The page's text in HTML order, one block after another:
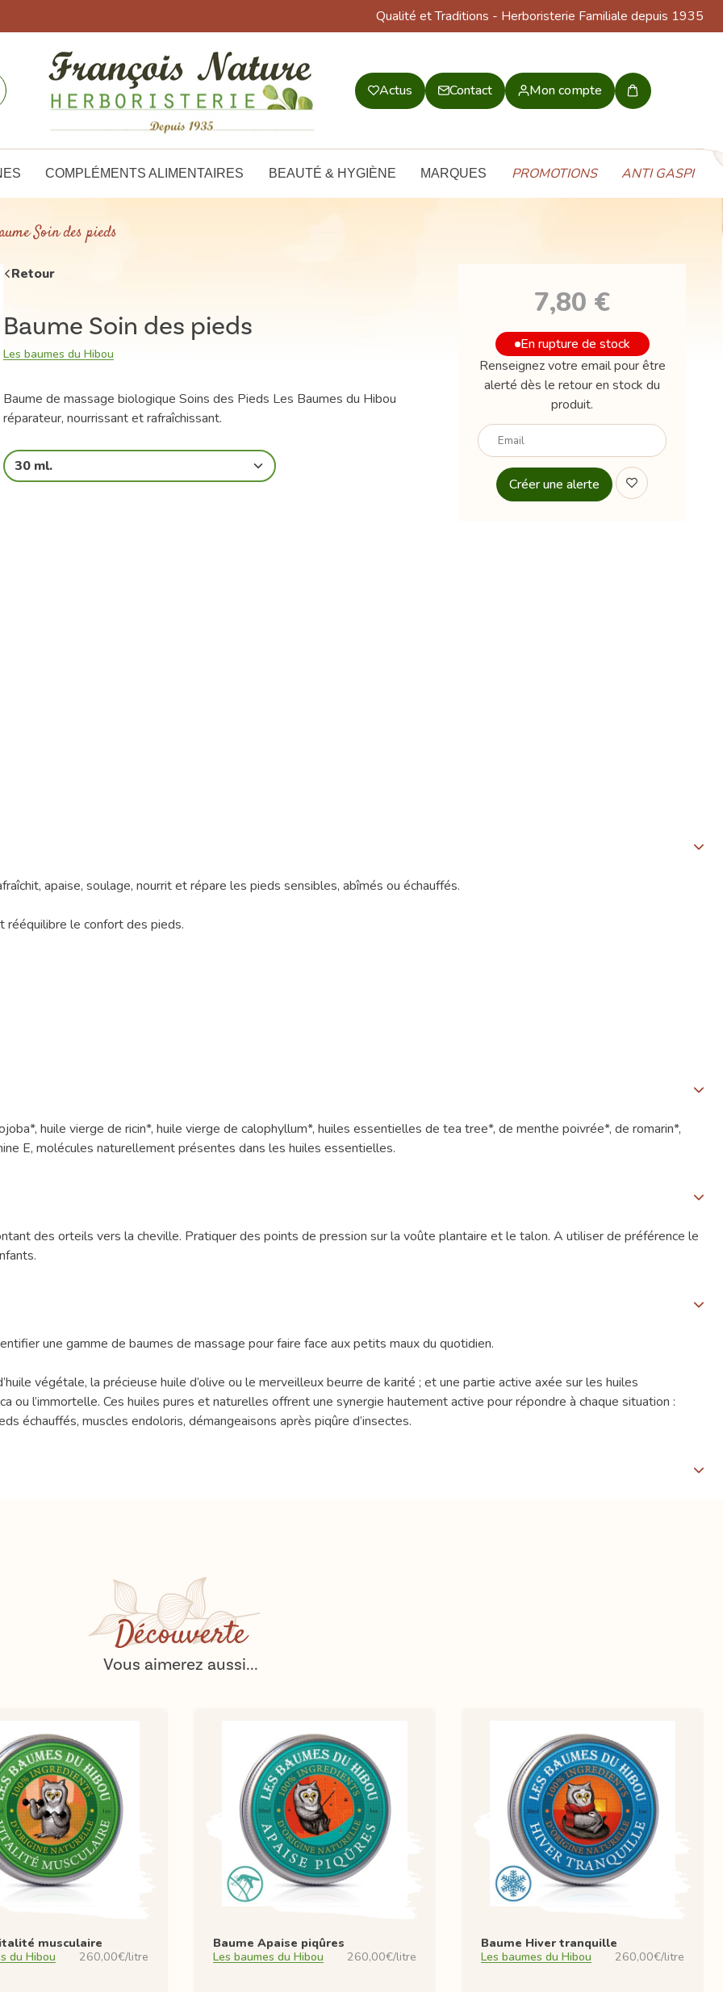
Qualité et Traditions - Herboristerie Familiale depuis 1935
Actus Contact Mon compte
Mon
COMPLÉMENTS ALIMENTAIRES BEAUTÉ & HYGIÈNE MARQUES PROMOTIONS ANTI GASPI
Soin des pieds
Retour
Baume Soin des pieds
Les baumes du Hibou
Baume de massage biologique Soins des Pieds Les Baumes du Hibou
réparateur, nourrissant et rafraîchissant.
30 ml.
7,80 €
En rupture de stock
Renseignez votre email pour être
alerté dès le retour en stock du
produit.
Votre
apaise, soulage, nourrit et répare les pieds sensibles, abîmés ou échauffés.
rééquilibre le confort des pieds.
huile vierge de ricin*, huile vierge de calophyllum*, huiles essentielles de tea tree*, de menthe poivrée*, de romarin*,
E, molécules naturellement présentes dans les huiles essentielles.
des orteils vers la cheville. Pratiquer des points de pression sur la voûte plantaire et le talon. A utiliser de préférence le
une gamme de baumes de massage pour faire face aux petits maux du quotidien.
végétale, la précieuse huile d’olive ou le merveilleux beurre de karité ; et une partie active axée sur les huiles
ou l’immortelle. Ces huiles pures et naturelles offrent une synergie hautement active pour répondre à chaque situation :
échauffés, muscles endoloris, démangeaisons après piqûre d’insectes.
Découverte
Vous aimerez aussi...
musculaire
du Hibou
260,00€/litre
Baume Apaise piqûres
Les baumes du Hibou
260,00€/litre
Baume Hiver tranquille
Les baumes du Hibou
260,00€/litre